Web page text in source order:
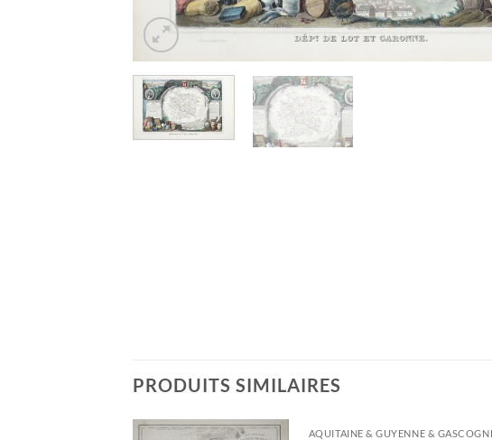
PRODUITS SIMILAIRES
AQUITAINE & GUYENNE &